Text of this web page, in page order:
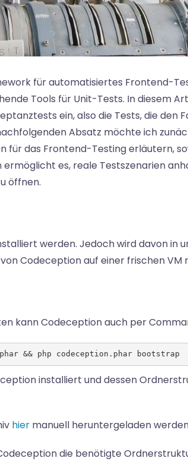
für automatisiertes Frontend-
Tools für Unit-Tests. In diesem
ein, also die Tests, die den
Absatz möchte ich
für das Frontend-Testing erläutern,
es, reale Testszenarien
öffnen.
werden. Jedoch wird davon in
Codeception auf einer frischen VM
kann Codeception auch per
&& php codeception.phar bootstrap
installiert und dessen
hier manuell heruntergeladen
die benötigte